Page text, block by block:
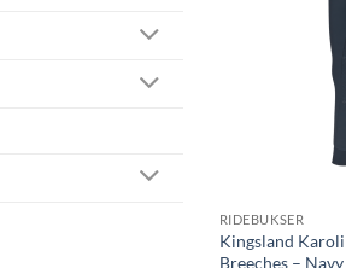
RIDEBUKSER
Kingsland
Breeches – Navy